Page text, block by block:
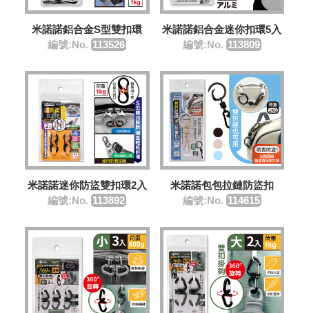
米諾諾鋁合金S型雙扣環
編號:No. 113526
米諾諾鋁合金迷你扣環5入
編號:No. 113809
米諾諾迷你防盜雙扣環2入
編號:No. 113892
米諾諾包包拉鏈防盜扣
編號:No. 114615